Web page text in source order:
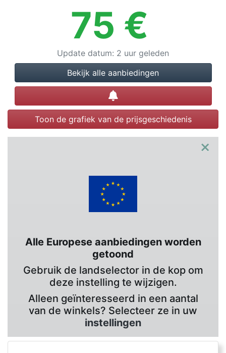
75 €
Update datum: 2 uur geleden
Bekijk alle aanbiedingen
Prijsalert instellen
Toon de grafiek van de prijsgeschiedenis
×
Alle Europese aanbiedingen worden
getoond
Gebruik de landselector in de kop om
deze instelling te wijzigen.
Alleen geïnteresseerd in een aantal
van de winkels? Selecteer ze in uw
instellingen